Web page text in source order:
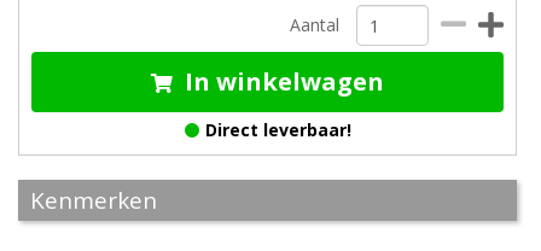
Aantal
In winkelwagen
Direct leverbaar!
Kenmerken